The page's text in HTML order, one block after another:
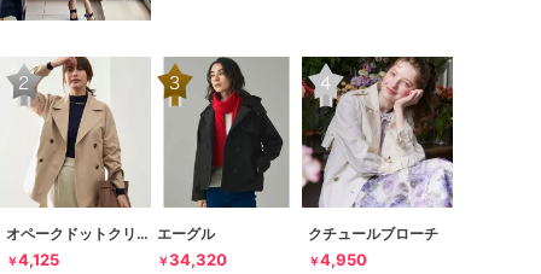
オペークドットクリップ
￥4,125
エーグル
￥34,320
クチュールブローチ
￥4,950